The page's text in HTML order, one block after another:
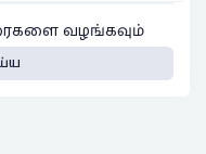
வழங்கவும்